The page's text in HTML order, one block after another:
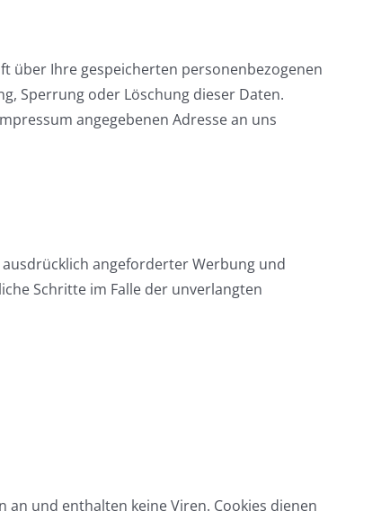
über Ihre gespeicherten personenbezogenen
Sperrung oder Löschung dieser Daten.
angegebenen Adresse an uns
angeforderter Werbung und
Schritte im Falle der unverlangten
an und enthalten keine Viren. Cookies dienen